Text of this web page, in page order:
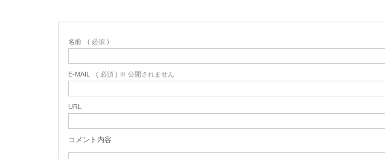
名前 ( 必須 )
E-MAIL ( 必須 ) ※ 公開されません
URL
コメント内容